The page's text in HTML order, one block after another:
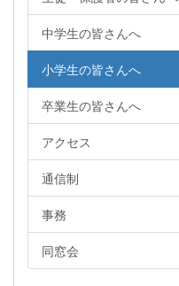
中学生の皆さんへ
小学生の皆さんへ
卒業生の皆さんへ
アクセス
通信制
事務
同窓会